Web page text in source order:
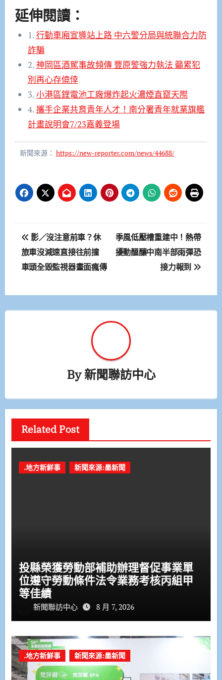
延伸閱讀：
1.行動車廂宣導站上路 中六警分局與統聯合力防
詐騙
2.神岡區酒駕事故頻傳 豐原警強力執法 籲累犯
別再心存僥倖
3.小港區鋰電池工廠爆炸起火濃煙直竄天際
4.攜手企業共育青年人才！南分署青年就業旗艦
計畫說明會7/23嘉義登場
新聞來源： https://new-reporter.com/news/44688/
文
章
導
覽
影／沒注意前車？休
旅車沒減速直接往前撞
車頭全毀監視器畫面瘋傳
季風低壓槽重建中！熱帶
擾動醞釀中南半部雨彈恐
接力報到
By新聞聯訪中心
Related Post
.地方新鮮事 新聞來源:墨新聞
投縣榮獲勞動部補助辦理督促事業單
位遵守勞動條件法令業務考核丙組甲
等佳績
新聞聯訪中心 8 月 7, 2026
.地方新鮮事 新聞來源:墨新聞